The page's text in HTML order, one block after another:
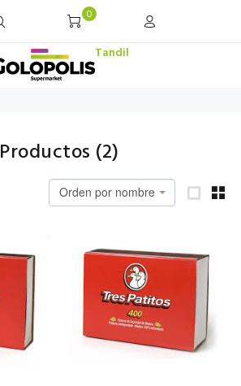
0
Tandil
Productos (2)
Orden por nombre